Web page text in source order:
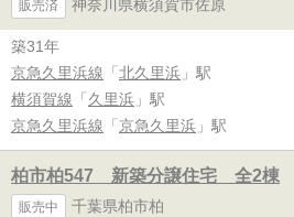
販売済 神奈川県横須賀市佐原
築31年
京急久里浜線 「 北久里浜 」駅
横須賀線 「 久里浜 」駅
京急久里浜線 「 京急久里浜 」駅
柏市柏547 新築分譲住宅 全2棟
販売中 千葉県柏市柏